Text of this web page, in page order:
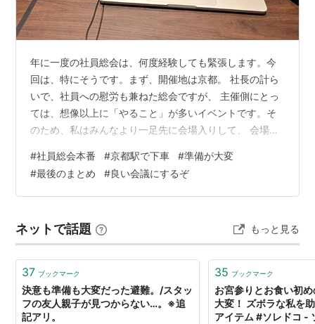
年に一度の社員総会は、何度経験しても緊張します。今
回は、特にそうです。まず、開催地は京都。 社長の計ら
いで、社員への慰労も兼ねた総会ですが、 主催側にとっ
ては、想像以上に「やること」が多いイベントです。そ
のため、私はみんなより一足先に会場入りして、 会場レ
にしました。朝５時３０分、自宅を出て駅へ。 あいにく
の雨です。東京駅から新幹線に乗りましたが、 いつもな
ら７時過ぎの便に乗るところ、今日は１時間早い電車。
動が早いですね。乗り換え時間をギリギリで計算してい
たので、 東京駅ではダッシュ。 よう…
#社員総会本番 #京都駅で下車 #準備が大変
#最後のまとめ #良い会議にするぞ
ネットで話題 もっと見る
37 ブックマーク
決意も準備も大変だった避難。/スタッ
フの友人親子が見つからない…。※追
記アリ。
35 ブックマーク
お宮参りとお食い初
大変！ ズボラな私を
アイテム #ソレドコ -